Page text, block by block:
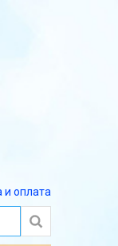
и оплата